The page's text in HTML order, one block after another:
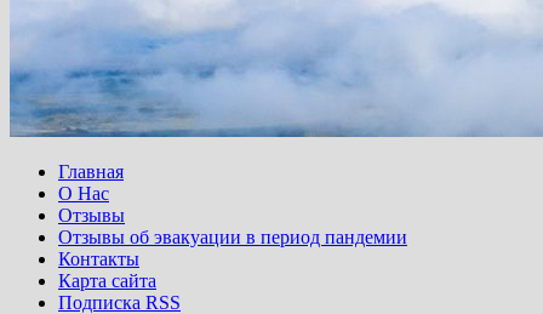
Главная
О Нас
Отзывы
Отзывы об эвакуации в период пандемии
Контакты
Карта сайта
Подписка RSS